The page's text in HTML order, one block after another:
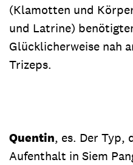
(Klamotten und
und Latrine)
Glücklicherweise nah
Trizeps.
Quentin, es. Der Typ,
Aufenthalt in Siem